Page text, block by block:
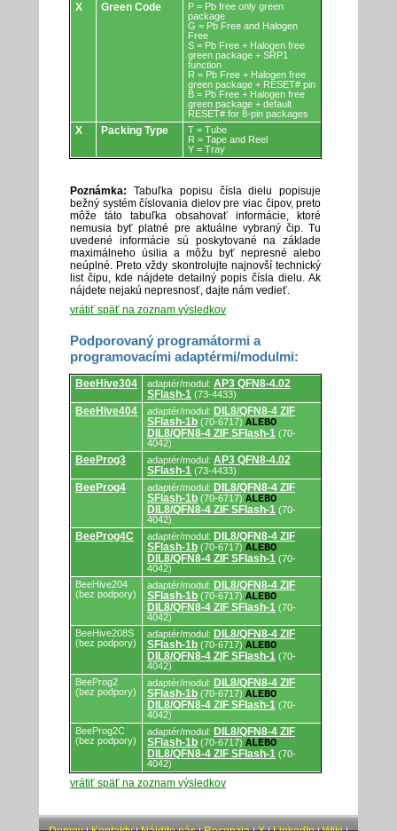
X Green Code
P = Pb free only green
package
G = Pb Free and Halogen
Free
S = Pb Free + Halogen free
green package + SRP1
function
R = Pb Free + Halogen free
green package + RESET# pin
B = Pb Free + Halogen free
green package + default
RESET# for 8-pin packages
X Packing Type
T = Tube
R = Tape and Reel
Y = Tray
Poznámka: Tabuľka popisu čísla dielu popisuje
bežný systém číslovania dielov pre viac čipov, preto
môže táto tabuľka obsahovať informácie, ktoré
nemusia byť platné pre aktuálne vybraný čip. Tu
uvedené informácie sú poskytované na základe
maximálneho úsilia a môžu byť nepresné alebo
neúplné. Preto vždy skontrolujte najnovší technický
list čipu, kde nájdete detailný popis čísla dielu. Ak
nájdete nejakú nepresnosť, dajte nám vedieť.
vrátiť späť na zoznam výsledkov
Podporovaný programátormi a
programovacími adaptérmi/modulmi:
Podporovaný
programátormi
a
programovacími
adaptérmi/modulmi.
BeeHive304 adaptér/modul: AP3 QFN8-4.02
SFlash-1 (73-4433)
BeeHive404 adaptér/modul: DIL8/QFN8-4 ZIF
SFlash-1b (70-6717) ALEBO
DIL8/QFN8-4 ZIF SFlash-1 (70-
4042)
BeeProg3 adaptér/modul: AP3 QFN8-4.02
SFlash-1 (73-4433)
BeeProg4 adaptér/modul: DIL8/QFN8-4 ZIF
SFlash-1b (70-6717) ALEBO
DIL8/QFN8-4 ZIF SFlash-1 (70-
4042)
BeeProg4C adaptér/modul: DIL8/QFN8-4 ZIF
SFlash-1b (70-6717) ALEBO
DIL8/QFN8-4 ZIF SFlash-1 (70-
4042)
BeeHive204
(bez podpory)
adaptér/modul: DIL8/QFN8-4 ZIF
SFlash-1b (70-6717) ALEBO
DIL8/QFN8-4 ZIF SFlash-1 (70-
4042)
BeeHive208S
(bez podpory)
adaptér/modul: DIL8/QFN8-4 ZIF
SFlash-1b (70-6717) ALEBO
DIL8/QFN8-4 ZIF SFlash-1 (70-
4042)
BeeProg2
(bez podpory)
adaptér/modul: DIL8/QFN8-4 ZIF
SFlash-1b (70-6717) ALEBO
DIL8/QFN8-4 ZIF SFlash-1 (70-
4042)
BeeProg2C
(bez podpory)
adaptér/modul: DIL8/QFN8-4 ZIF
SFlash-1b (70-6717) ALEBO
DIL8/QFN8-4 ZIF SFlash-1 (70-
4042)
vrátiť späť na zoznam výsledkov